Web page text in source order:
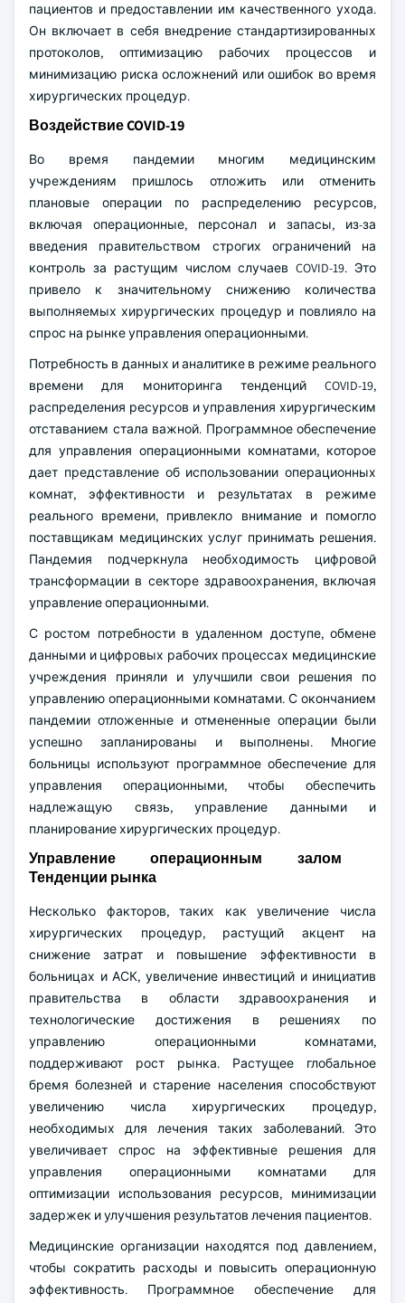
пациентов и предоставлении им качественного ухода.
Он включает в себя внедрение стандартизированных
протоколов, оптимизацию рабочих процессов и
минимизацию риска осложнений или ошибок во время
хирургических процедур.
Воздействие COVID-19
Во время пандемии многим медицинским
учреждениям пришлось отложить или отменить
плановые операции по распределению ресурсов,
включая операционные, персонал и запасы, из-за
введения правительством строгих ограничений на
контроль за растущим числом случаев COVID-19. Это
привело к значительному снижению количества
выполняемых хирургических процедур и повлияло на
спрос на рынке управления операционными.
Потребность в данных и аналитике в режиме реального
времени для мониторинга тенденций COVID-19,
распределения ресурсов и управления хирургическим
отставанием стала важной. Программное обеспечение
для управления операционными комнатами, которое
дает представление об использовании операционных
комнат, эффективности и результатах в режиме
реального времени, привлекло внимание и помогло
поставщикам медицинских услуг принимать решения.
Пандемия подчеркнула необходимость цифровой
трансформации в секторе здравоохранения, включая
управление операционными.
С ростом потребности в удаленном доступе, обмене
данными и цифровых рабочих процессах медицинские
учреждения приняли и улучшили свои решения по
управлению операционными комнатами. С окончанием
пандемии отложенные и отмененные операции были
успешно запланированы и выполнены. Многие
больницы используют программное обеспечение для
управления операционными, чтобы обеспечить
надлежащую связь, управление данными и
планирование хирургических процедур.
Управление операционным залом
Тенденции рынка
Несколько факторов, таких как увеличение числа
хирургических процедур, растущий акцент на
снижение затрат и повышение эффективности в
больницах и АСК, увеличение инвестиций и инициатив
правительства в области здравоохранения и
технологические достижения в решениях по
управлению операционными комнатами,
поддерживают рост рынка. Растущее глобальное
бремя болезней и старение населения способствуют
увеличению числа хирургических процедур,
необходимых для лечения таких заболеваний. Это
увеличивает спрос на эффективные решения для
управления операционными комнатами для
оптимизации использования ресурсов, минимизации
задержек и улучшения результатов лечения пациентов.
Медицинские организации находятся под давлением,
чтобы сократить расходы и повысить операционную
эффективность. Программное обеспечение для